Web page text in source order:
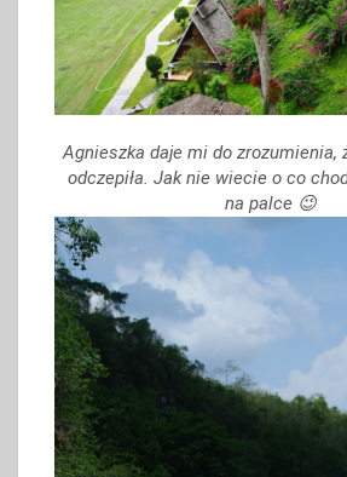
Agnieszka daje mi do zrozumienia,
odczepiła. Jak nie wiecie o co
na palce 😉